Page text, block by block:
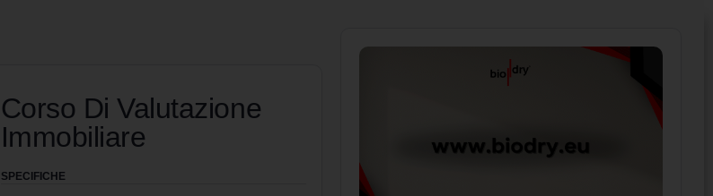
Corso Di Valutazione
Immobiliare
SPECIFICHE